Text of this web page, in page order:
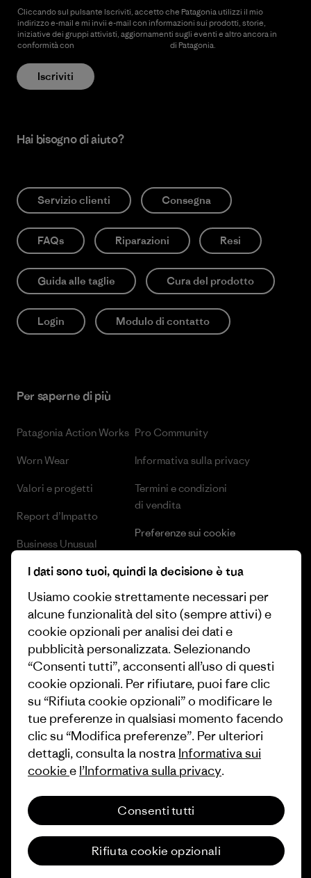
Cliccando sul pulsante Iscriviti, accetto che Patagonia utilizzi il mio
indirizzo e-mail e mi invii e-mail con informazioni sui prodotti, storie,
iniziative dei gruppi attivisti, aggiornamenti sugli eventi e altro ancora in
conformità con
di Patagonia.
Iscriviti
Hai bisogno di aiuto?
Servizio clienti Consegna
FAQs Riparazioni Resi
Guida alle taglie Cura del prodotto
Login Modulo di contatto
Per saperne di più
Patagonia Action Works
Worn Wear
Valori e progetti
Report d’Impatto
Business Unusual
Obiettivi climatici
1% For The Planet
Come finanziamo
Buoni regalo
Trova un negozio
Pro Community
Informativa sulla privacy
Termini e condizioni
di vendita
Preferenze sui cookie
Industry program
Programma di affiliazione
Patagonia Italia Mappa del sito
© 2026 Patagonia, Inc. All Rights Reserved.
I dati sono tuoi, quindi la decisione è tua
Usiamo cookie strettamente necessari per
alcune funzionalità del sito (sempre attivi) e
cookie opzionali per analisi dei dati e
pubblicità personalizzata. Selezionando
“Consenti tutti”, acconsenti all’uso di questi
cookie opzionali. Per rifiutare, puoi fare clic
su “Rifiuta cookie opzionali” o modificare le
tue preferenze in qualsiasi momento facendo
clic su “Modifica preferenze”. Per ulteriori
dettagli, consulta la nostra Informativa sui
cookiee l’Informativa sulla privacy.
Consenti tutti
Rifiuta cookie opzionali